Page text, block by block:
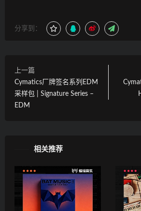
分享到：
上一篇
Cymatics厂牌签名系列EDM
采样包 | Signature Series –
EDM
相关推荐